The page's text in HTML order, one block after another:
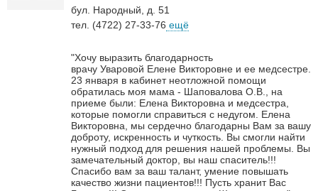
бул. Народный, д. 51
тел. (4722) 27-33-76 ещё
"Хочу выразить благодарность
врачу Уваровой Елене Викторовне и ее медсестре.
23 января в кабинет неотложной помощи
обратилась моя мама - Шаповалова О.В., на
приеме были: Елена Викторовна и медсестра,
которые помогли справиться с недугом. Елена
Викторовна, мы сердечно благодарны Вам за вашу
доброту, искренность и чуткость. Вы смогли найти
нужный подход для решения нашей проблемы. Вы
замечательный доктор, вы наш спаситель!!!
Спасибо вам за ваш талант, умение повышать
качество жизни пациентов!!! Пусть хранит Вас